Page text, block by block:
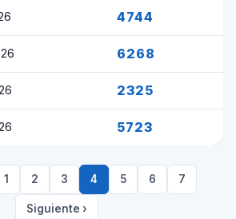
4744
6268
2325
5723
1 2 3 4 5 6 7
Siguiente ›